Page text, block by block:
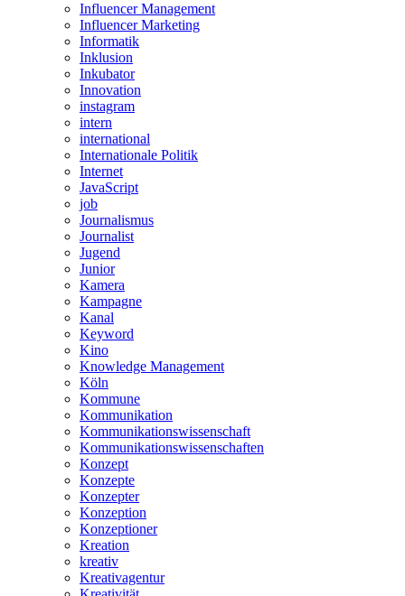
Influencer Management
Influencer Marketing
Informatik
Inklusion
Inkubator
Innovation
instagram
intern
international
Internationale Politik
Internet
JavaScript
job
Journalismus
Journalist
Jugend
Junior
Kamera
Kampagne
Kanal
Keyword
Kino
Knowledge Management
Köln
Kommune
Kommunikation
Kommunikationswissenschaft
Kommunikationswissenschaften
Konzept
Konzepte
Konzepter
Konzeption
Konzeptioner
Kreation
kreativ
Kreativagentur